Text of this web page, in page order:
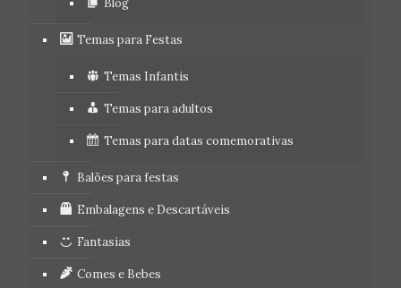
Blog
Temas para Festas
Temas Infantis
Temas para adultos
Temas para datas comemorativas
Balões para festas
Embalagens e Descartáveis
Fantasias
Comes e Bebes